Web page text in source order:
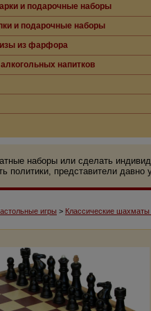
и подарочные наборы
и подарочные наборы
из фарфора
напитков
наборы или сделать
политики, представители
игры > Классические